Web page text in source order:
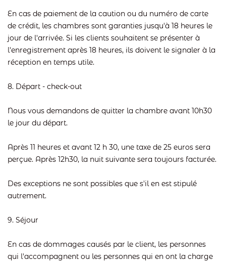
En cas de paiement de la caution ou du numéro de carte
de crédit, les chambres sont garanties jusqu'à 18 heures le
jour de l'arrivée. Si les clients souhaitent se présenter à
l'enregistrement après 18 heures, ils doivent le signaler à la
réception en temps utile.
8. Départ - check-out
Nous vous demandons de quitter la chambre avant 10h30
le jour du départ.
Après 11 heures et avant 12 h 30, une taxe de 25 euros sera
perçue. Après 12h30, la nuit suivante sera toujours facturée.
Des exceptions ne sont possibles que s'il en est stipulé
autrement.
9. Séjour
En cas de dommages causés par le client, les personnes
qui l'accompagnent ou les personnes qui en ont la charge